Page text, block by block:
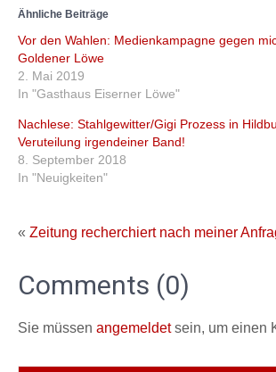
Ähnliche Beiträge
Vor den Wahlen: Medienkampagne gegen
Goldener Löwe
2. Mai 2019
In "Gasthaus Eiserner Löwe"
Nachlese: Stahlgewitter/Gigi Prozess in
Veruteilung irgendeiner Band!
8. September 2018
In "Neuigkeiten"
« Zeitung recherchiert nach meiner
Comments (0)
Sie müssen angemeldetsein, um einen